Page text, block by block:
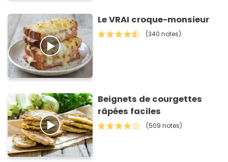
Le VRAI croque-monsieur
(340 notes)
Beignets de courgettes
râpées faciles
(509 notes)